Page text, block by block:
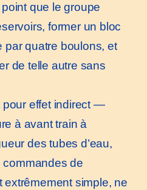
que le groupe
former un bloc
par quatre boulons, et
de telle autre sans
pour effet indirect —
à avant train à
des tubes d’eau,
commandes de
simple, ne